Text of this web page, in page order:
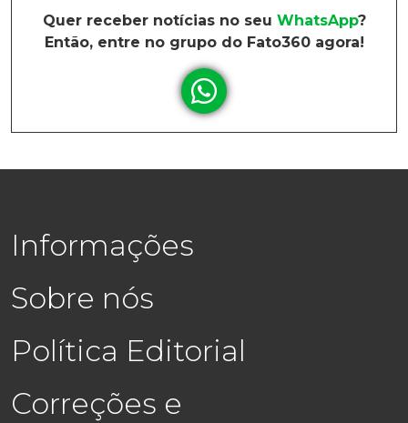
Quer receber notícias no seu WhatsApp?
Então, entre no grupo do Fato360 agora!
Informações
Sobre nós
Política Editorial
Correções e